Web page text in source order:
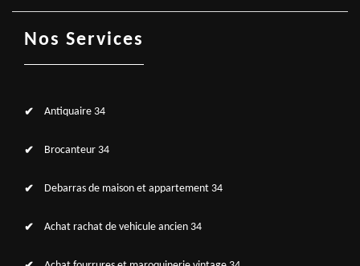
Nos Services
Antiquaire 34
Brocanteur 34
Debarras de maison et appartement 34
Achat rachat de vehicule ancien 34